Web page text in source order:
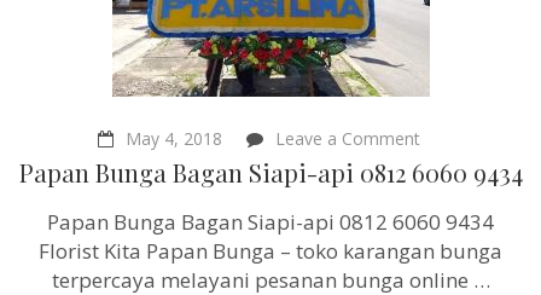
May 4, 2018 Leave a Commenton
Papan
Bunga
Siapi-
api
0812
6060
Papan Bunga Bagan Siapi-api 0812 6060 9434
Papan Bunga Bagan Siapi-api 0812 6060 9434
Florist Kita Papan Bunga – toko karangan bunga
terpercaya melayani pesanan bunga online …